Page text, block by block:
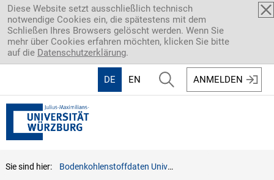
Direkt zum Inhalt
Diese Website setzt ausschließlich technisch
notwendige Cookies ein, die spätestens mit dem
Schließen Ihres Browsers gelöscht werden. Wenn Sie
mehr über Cookies erfahren möchten, klicken Sie bitte
auf die Datenschutzerklärung.
DE EN ANMELDEN
Sie sind hier: Bodenkohlenstoffdaten Universitätswald Sailershausen